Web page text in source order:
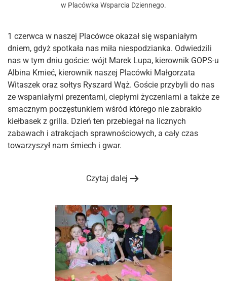
w Placówka Wsparcia Dziennego.
1 czerwca w naszej Placówce okazał się wspaniałym
dniem, gdyż spotkała nas miła niespodzianka. Odwiedzili
nas w tym dniu goście: wójt Marek Lupa, kierownik GOPS-u
Albina Kmieć, kierownik naszej Placówki Małgorzata
Witaszek oraz sołtys Ryszard Wąż. Goście przybyli do nas
ze wspaniałymi prezentami, ciepłymi życzeniami a także ze
smacznym poczęstunkiem wśród którego nie zabrakło
kiełbasek z grilla. Dzień ten przebiegał na licznych
zabawach i atrakcjach sprawnościowych, a cały czas
towarzyszył nam śmiech i gwar.
Czytaj dalej